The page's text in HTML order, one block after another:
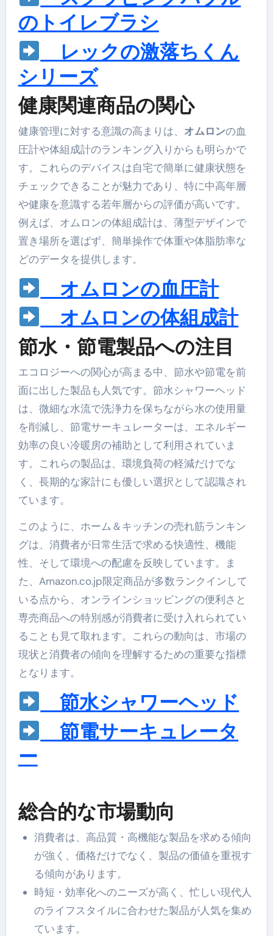
のトイレブラシ
レックの激落ちくん
シリーズ
健康関連商品の関心
健康管理に対する意識の高まりは、 オムロンの血
圧計や体組成計のランキング入りからも明らかで
す。これらのデバイスは自宅で簡単に健康状態を
チェックできることが魅力であり、特に中高年層
や健康を意識する若年層からの評価が高いです。
例えば、オムロンの体組成計は、薄型デザインで
置き場所を選ばず、簡単操作で体重や体脂肪率な
どのデータを提供します。
オムロンの血圧計
オムロンの体組成計
節水・節電製品への注目
エコロジーへの関心が高まる中、節水や節電を前
面に出した製品も人気です。節水シャワーヘッド
は、微細な水流で洗浄力を保ちながら水の使用量
を削減し、節電サーキュレーターは、エネルギー
効率の良い冷暖房の補助として利用されていま
す。これらの製品は、環境負荷の軽減だけでな
く、長期的な家計にも優しい選択として認識され
ています。
このように、ホーム＆キッチンの売れ筋ランキン
グは、消費者が日常生活で求める快適性、機能
性、そして環境への配慮を反映しています。ま
た、Amazon.co.jp限定商品が多数ランクインして
いる点から、オンラインショッピングの便利さと
専売商品への特別感が消費者に受け入れられてい
ることも見て取れます。これらの動向は、市場の
現状と消費者の傾向を理解するための重要な指標
となります。
節水シャワーヘッド
節電サーキュレータ
ー
総合的な市場動向
消費者は、高品質・高機能な製品を求める傾向
が強く、価格だけでなく、製品の価値を重視す
る傾向があります。
時短・効率化へのニーズが高く、忙しい現代人
のライフスタイルに合わせた製品が人気を集め
ています。